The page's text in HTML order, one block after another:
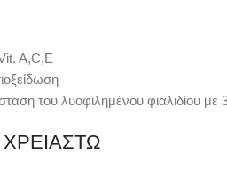
A,C,E
του λυοφιλημένου φιαλιδίου με